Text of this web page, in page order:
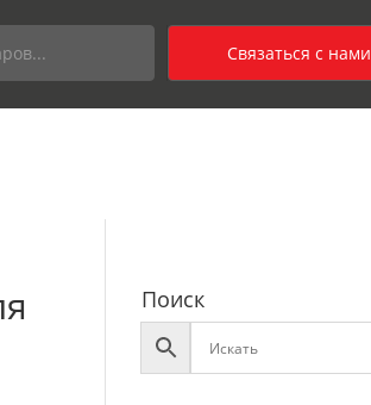
Связаться с нами
Поиск